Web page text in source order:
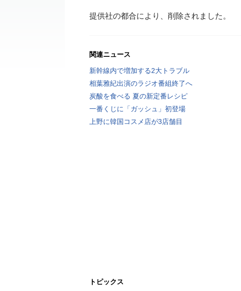
提供社の都合により、削除されました。
関連ニュース
新幹線内で増加する2大トラブル
相葉雅紀出演のラジオ番組終了へ
炭酸を食べる 夏の新定番レシピ
一番くじに「ガッシュ」初登場
上野に韓国コスメ店が3店舗目
トピックス